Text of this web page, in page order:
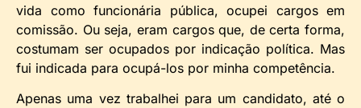
vida como funcionária pública, ocupei cargos em
comissão. Ou seja, eram cargos que, de certa forma,
costumam ser ocupados por indicação política. Mas
fui indicada para ocupá-los por minha competência.
Apenas uma vez trabalhei para um candidato, até o